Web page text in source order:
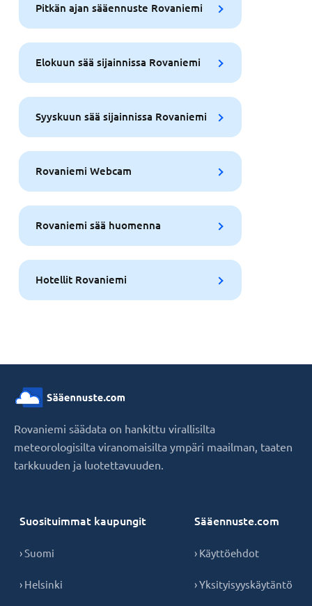
Pitkän ajan sääennuste Rovaniemi
Elokuun sää sijainnissa Rovaniemi
Syyskuun sää sijainnissa Rovaniemi
Rovaniemi Webcam
Rovaniemi sää huomenna
Hotellit Rovaniemi
Rovaniemi säädata on hankittu virallisilta
meteorologisilta viranomaisilta ympäri maailman, taaten
tarkkuuden ja luotettavuuden.
Suosituimmat kaupungit
› Suomi
› Helsinki
Sääennuste.com
› Käyttöehdot
› Yksityisyyskäytäntö